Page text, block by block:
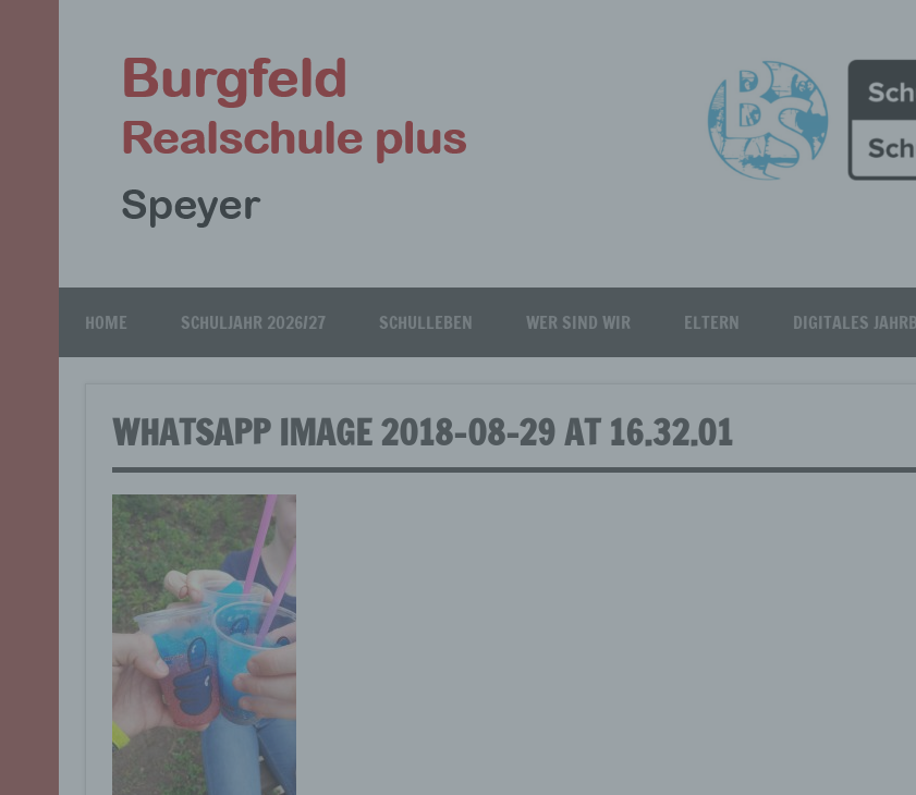
Burgfeld Realschule
HOME SCHULJAHR 2026/27 SCHULLEBEN WER SIND WIR ELTERN DIGITALES
WHATSAPP IMAGE 2018-08-29 AT 16.32.01